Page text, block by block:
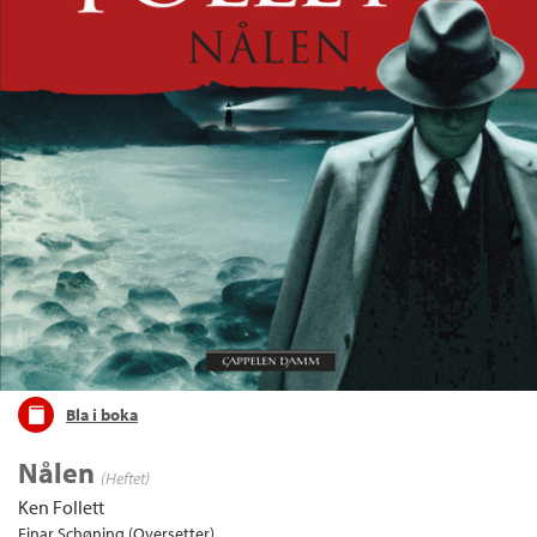
Bla i boka
Nålen (Heftet)
Ken Follett